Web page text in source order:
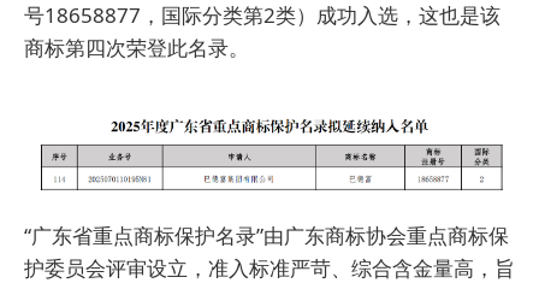
号18658877，国际分类第2类）成功入选，这也是该
商标第四次荣登此名录。
“广东省重点商标保护名录”由广东商标协会重点商标保
护委员会评审设立，准入标准严苛、综合含金量高，旨